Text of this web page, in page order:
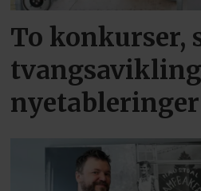
To konkurser,